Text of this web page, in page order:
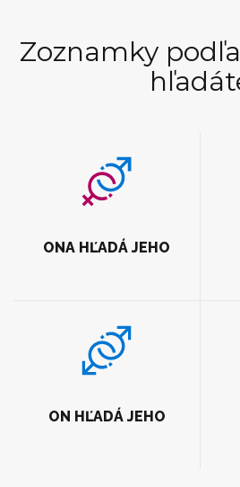
Zoznamky
ONA HĽADÁ JEHO
ON HĽADÁ JEHO